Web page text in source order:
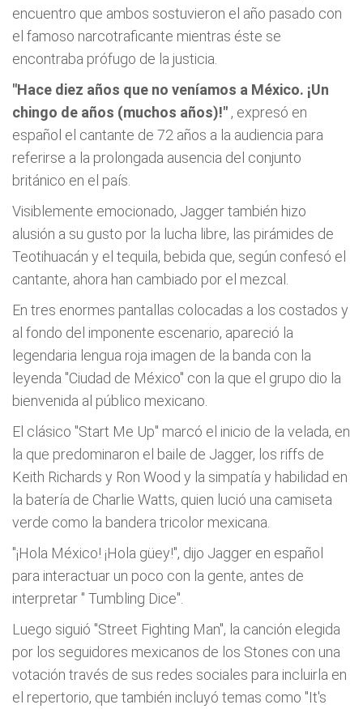
encuentro que ambos sostuvieron el año pasado con
el famoso narcotraficante mientras éste se
encontraba prófugo de la justicia.
"Hace diez años que no veníamos a México. ¡Un
chingo de años (muchos años)!" , expresó en
español el cantante de 72 años a la audiencia para
referirse a la prolongada ausencia del conjunto
británico en el país.
Visiblemente emocionado, Jagger también hizo
alusión a su gusto por la lucha libre, las pirámides de
Teotihuacán y el tequila, bebida que, según confesó el
cantante, ahora han cambiado por el mezcal.
En tres enormes pantallas colocadas a los costados y
al fondo del imponente escenario, apareció la
legendaria lengua roja imagen de la banda con la
leyenda "Ciudad de México" con la que el grupo dio la
bienvenida al público mexicano.
El clásico "Start Me Up" marcó el inicio de la velada, en
la que predominaron el baile de Jagger, los riffs de
Keith Richards y Ron Wood y la simpatía y habilidad en
la batería de Charlie Watts, quien lució una camiseta
verde como la bandera tricolor mexicana.
"¡Hola México! ¡Hola güey!", dijo Jagger en español
para interactuar un poco con la gente, antes de
interpretar " Tumbling Dice".
Luego siguió "Street Fighting Man", la canción elegida
por los seguidores mexicanos de los Stones con una
votación través de sus redes sociales para incluirla en
el repertorio, que también incluyó temas como "It's